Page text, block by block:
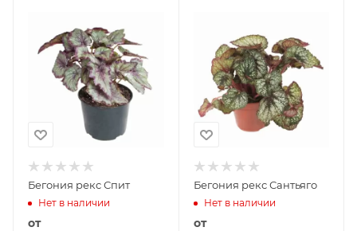
Бегония рекс Спит
Нет в наличии
от
Бегония рекс Сантьяго
Нет в наличии
от